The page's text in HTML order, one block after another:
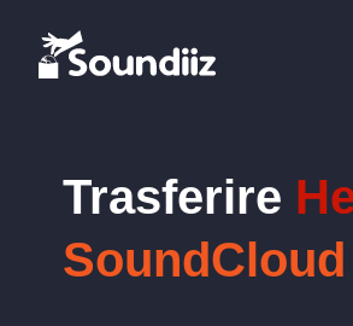
Trasferire
SoundCloud